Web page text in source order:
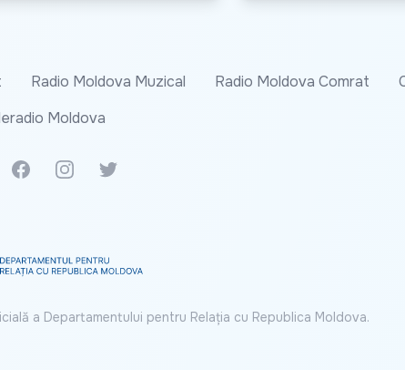
Radio Moldova Muzical Radio Moldova Comrat
Moldova
News
FacebookInstagramTwitter
a Departamentului pentru Relația cu Republica Moldova.